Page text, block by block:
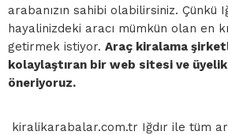
arabanızın sahibi olabilirsiniz. Çünkü
hayalinizdeki aracı mümkün olan en
getirmek istiyor. Araç kiralama
kolaylaştıran bir web sitesi ve
öneriyoruz.
kiralikarabalar.com.tr Iğdır ile tüm